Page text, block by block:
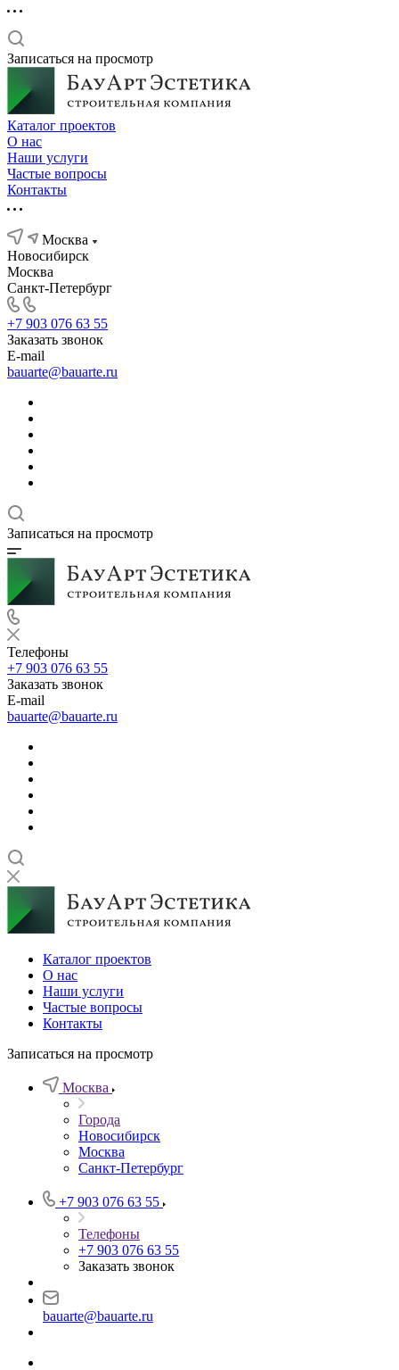
Записаться на просмотр
Каталог проектов
О нас
Наши услуги
Частые вопросы
Контакты
Москва
Новосибирск
Москва
Санкт-Петербург
+7 903 076 63 55
Заказать звонок
E-mail
bauarte@bauarte.ru
Записаться на просмотр
Телефоны
+7 903 076 63 55
Заказать звонок
E-mail
bauarte@bauarte.ru
Каталог проектов
О нас
Наши услуги
Частые вопросы
Контакты
Записаться на просмотр
Москва
Города
Новосибирск
Москва
Санкт-Петербург
+7 903 076 63 55
Телефоны
+7 903 076 63 55
Заказать звонок
bauarte@bauarte.ru